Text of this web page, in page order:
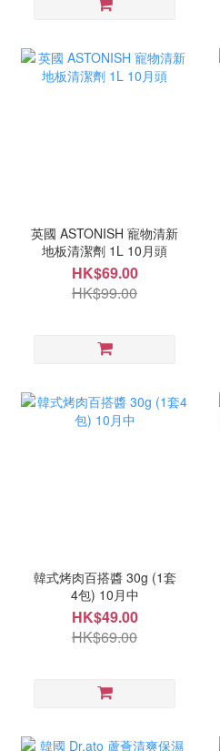
英國 ASTONISH 寵物清新
地板清潔劑 1L 10月頭
HK$69.00
HK$99.00
韓式烤肉百搭醬 30g (1套
4包) 10月中
HK$49.00
HK$69.00